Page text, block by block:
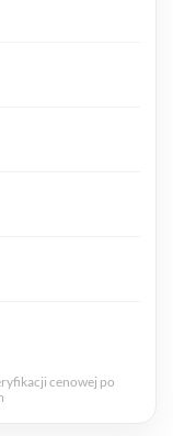
cenowej po